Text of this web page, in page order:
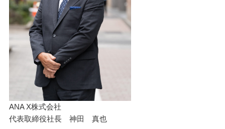
ANA X株式会社
代表取締役社長 神田 真也